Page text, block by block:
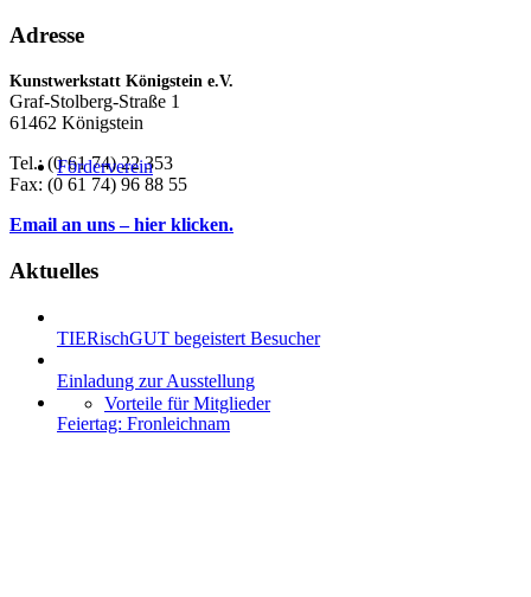
Förderverein
Vorteile für Mitglieder
Adresse
Kunstwerkstatt Königstein e.V.
Graf-Stolberg-Straße 1
61462 Königstein
Tel.: (0 61 74) 22 353
Fax: (0 61 74) 96 88 55
Email an uns – hier klicken.
Aktuelles
TIERischGUT begeistert Besucher
Einladung zur Ausstellung
Feiertag: Fronleichnam